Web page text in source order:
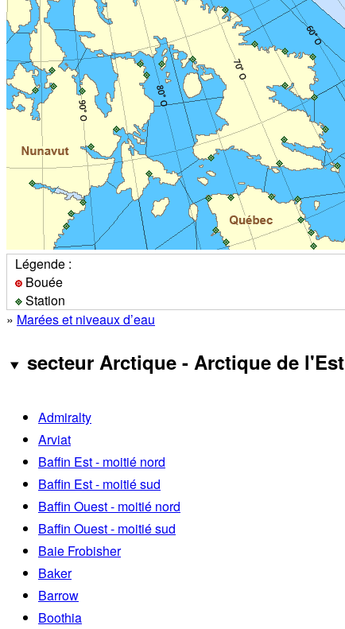
Légende :
Bouée
Station
» Marées et niveaux d’eau
secteur Arctique - Arctique de l'Est
Admiralty
Arviat
Baffin Est - moitié nord
Baffin Est - moitié sud
Baffin Ouest - moitié nord
Baffin Ouest - moitié sud
Baie Frobisher
Baker
Barrow
Boothia